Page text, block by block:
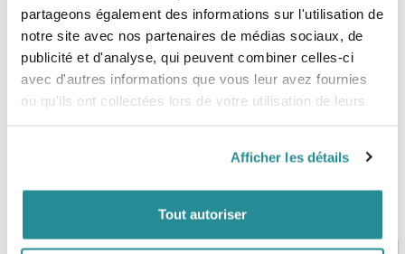
partageons également des informations sur l'utilisation de
notre site avec nos partenaires de médias sociaux, de
publicité et d'analyse, qui peuvent combiner celles-ci
avec d'autres informations que vous leur avez fournies
ou qu'ils ont collectées lors de votre utilisation de leurs
Afficher les détails
Tout autoriser
5'8" x 20 5/8 x 2 1/2
32 L